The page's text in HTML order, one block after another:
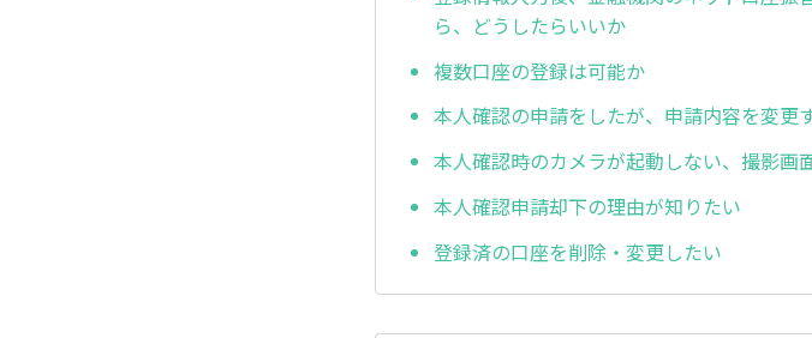
ら、どうしたらいいか
複数口座の登録は可能か
本人確認の申請をしたが、申請内容を変更
本人確認時のカメラが起動しない、撮影画
本人確認申請却下の理由が知りたい
登録済の口座を削除・変更したい